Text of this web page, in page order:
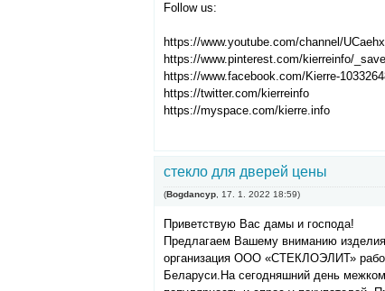
Follow us:
https://www.youtube.com/channel/
https://www.pinterest.com/kierreinfo/
https://www.facebook.com/Kierre-
https://twitter.com/kierreinfo
https://myspace.com/kierre.info
стекло для дверей цены
(Bogdancyp 17. 1. 2022 18:59)
Приветствую Вас дамы и господа!
Предлагаем Вашему вниманию
организация ООО «СТЕКЛОЭЛИТ»
Беларуси.На сегодняшний день